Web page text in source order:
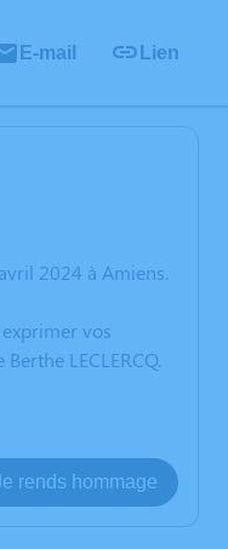
E-mail Lien
2024 à Amiens.
vos
LECLERCQ.
rends hommage